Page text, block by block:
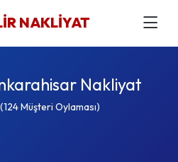
NAKLİYAT
Nakliyat
(124 Müşteri Oylaması)